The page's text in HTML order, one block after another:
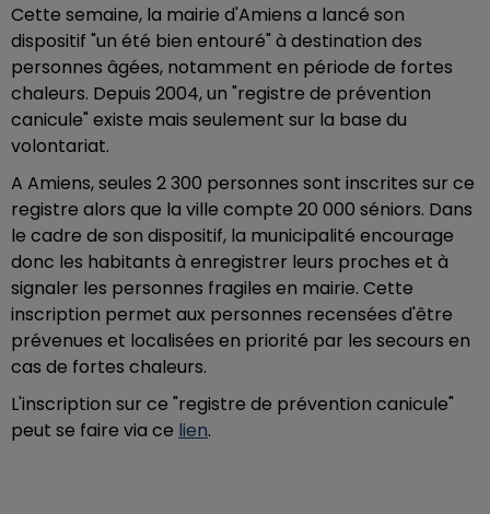
Cette semaine, la mairie d'Amiens a lancé son
dispositif "un été bien entouré" à destination des
personnes âgées, notamment en période de fortes
chaleurs. Depuis 2004, un "registre de prévention
canicule" existe mais seulement sur la base du
volontariat.
A Amiens, seules 2 300 personnes sont inscrites sur ce
registre alors que la ville compte 20 000 séniors. Dans
le cadre de son dispositif, la municipalité encourage
donc les habitants à enregistrer leurs proches et à
signaler les personnes fragiles en mairie. Cette
inscription permet aux personnes recensées d'être
prévenues et localisées en priorité par les secours en
cas de fortes chaleurs.
L'inscription sur ce "registre de prévention canicule"
peut se faire via ce lien.